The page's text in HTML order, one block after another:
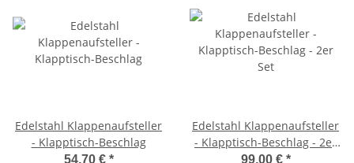
Edelstahl Klappenaufsteller
- Klapptisch-Beschlag
54,70 € *
Edelstahl Klappenaufsteller
- Klapptisch-Beschlag - 2er
Set
99,00 € *